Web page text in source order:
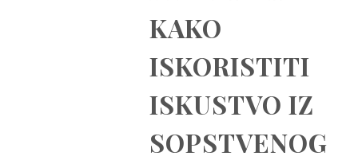
KAKO
ISKORISTITI
ISKUSTVO IZ
SOPSTVENOG